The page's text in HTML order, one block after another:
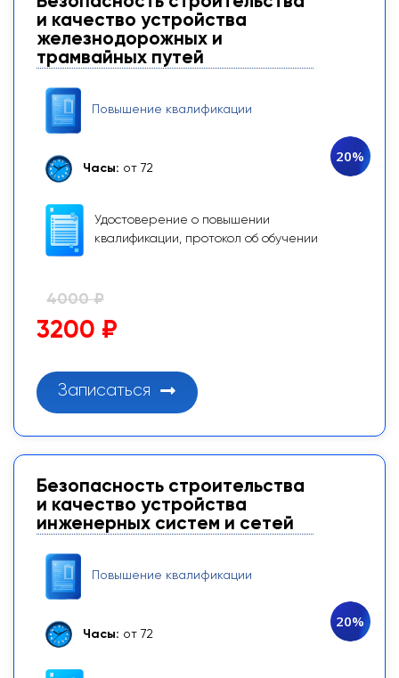
и качество устройства
железнодорожных и
трамвайных путей
Повышение квалификации
Часы: от 72
Удостоверение о повышении
квалификации, протокол об обучении
20%
4000 ₽
3200 ₽
Записаться
Безопасность строительства
и качество устройства
инженерных систем и сетей
Повышение квалификации
Часы: от 72
20%